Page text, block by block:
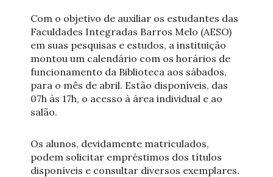
Com o objetivo de auxiliar os estudantes das
Faculdades Integradas Barros Melo (AESO)
em suas pesquisas e estudos, a instituição
montou um calendário com os horários de
funcionamento da Biblioteca aos sábados,
para o mês de abril. Estão disponíveis, das
07h às 17h, o acesso à área individual e ao
salão.
Os alunos, devidamente matriculados,
podem solicitar empréstimos dos títulos
disponíveis e consultar diversos exemplares.